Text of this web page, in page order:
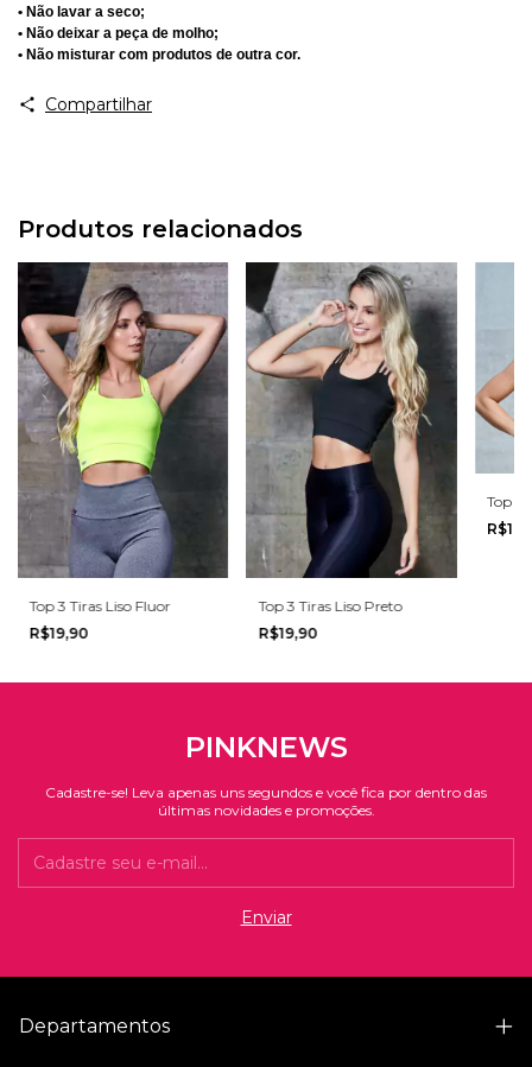
• Não lavar a seco;
• Não deixar a peça de molho;
• Não misturar com produtos de outra cor.
Compartilhar
Produtos relacionados
Top 3 Tiras Liso Fluor
R$19,90
Top 3 Tiras Liso Preto
R$19,90
Top
PINKNEWS
Cadastre-se! Leva apenas uns segundos e você fica por dentro das
últimas novidades e promoções.
Departamentos